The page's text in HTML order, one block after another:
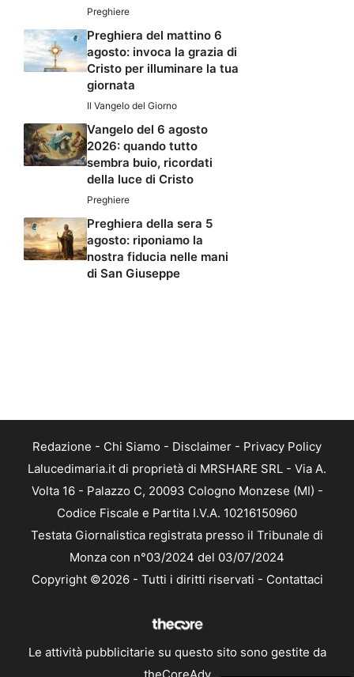
Preghiere
Preghiera del mattino 6
agosto: invoca la grazia di
Cristo per illuminare la tua
giornata
Il Vangelo del Giorno
Vangelo del 6 agosto
2026: quando tutto
sembra buio, ricordati
della luce di Cristo
Preghiere
Preghiera della sera 5
agosto: riponiamo la
nostra fiducia nelle mani
di San Giuseppe
Redazione - Chi Siamo - Disclaimer - Privacy Policy
Lalucedimaria.it di proprietà di MRSHARE SRL - Via A.
Volta 16 - Palazzo C, 20093 Cologno Monzese (MI) -
Codice Fiscale e Partita I.V.A. 10216150960
Testata Giornalistica registrata presso il Tribunale di
Monza con n°03/2024 del 03/07/2024
Copyright ©2026 - Tutti i diritti riservati - Contattaci
Le attività pubblicitarie su questo sito sono gestite da
theCoreAdv